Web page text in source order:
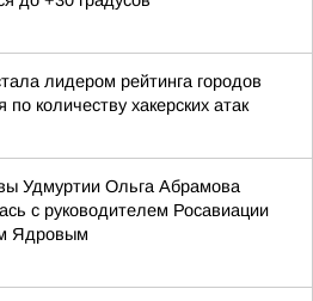
лидером рейтинга городов
количеству хакерских атак
Удмуртии Ольга Абрамова
с руководителем Росавиации
Ядровым